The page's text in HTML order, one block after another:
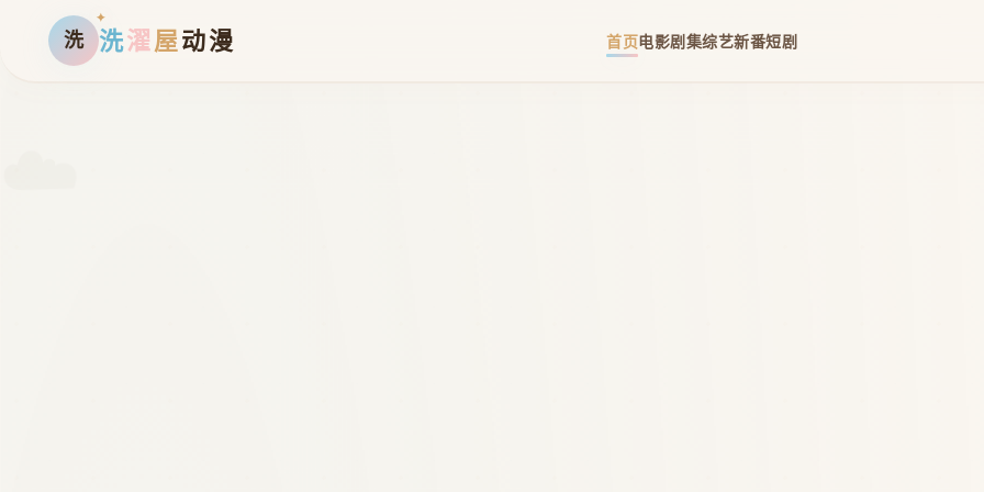
洗 洗濯 屋 动漫 首页电影剧集综艺新番短剧